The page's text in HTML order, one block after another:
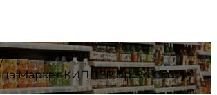
Маркет КИППЕР бр. 94 Скопје